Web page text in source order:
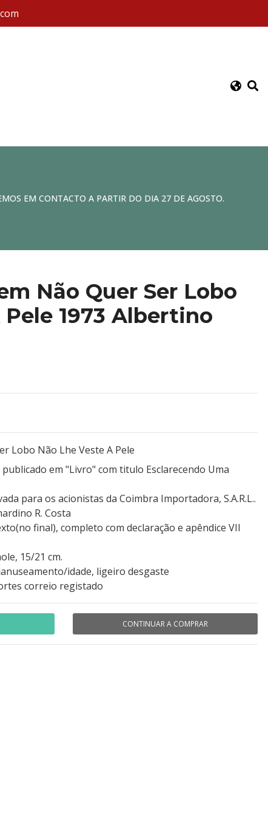
EM CONTACTO A PARTIR DO DIA 27 DE AGOSTO.
Não Quer Ser Lobo
Pele 1973 Albertino
Lobo Não Lhe Veste A Pele
em "Livro" com titulo Esclarecendo Uma
para os acionistas da Coimbra Importadora, S.A.R.L..
R. Costa
final), completo com declaração e apêndice VII
15/21 cm.
idade, ligeiro desgaste
correio registado
CONTINUAR A COMPRAR